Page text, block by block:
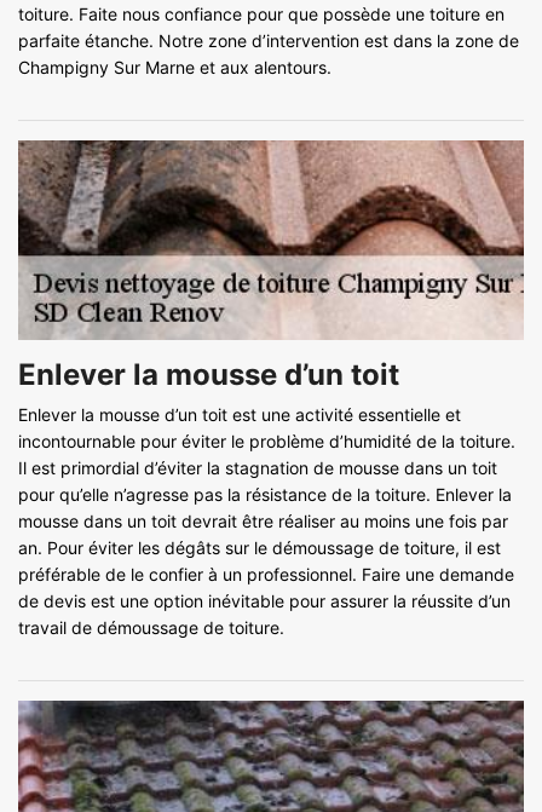
toiture. Faite nous confiance pour que possède une toiture en
parfaite étanche. Notre zone d’intervention est dans la zone de
Champigny Sur Marne et aux alentours.
Enlever la mousse d’un toit
Enlever la mousse d’un toit est une activité essentielle et
incontournable pour éviter le problème d’humidité de la toiture.
Il est primordial d’éviter la stagnation de mousse dans un toit
pour qu’elle n’agresse pas la résistance de la toiture. Enlever la
mousse dans un toit devrait être réaliser au moins une fois par
an. Pour éviter les dégâts sur le démoussage de toiture, il est
préférable de le confier à un professionnel. Faire une demande
de devis est une option inévitable pour assurer la réussite d’un
travail de démoussage de toiture.